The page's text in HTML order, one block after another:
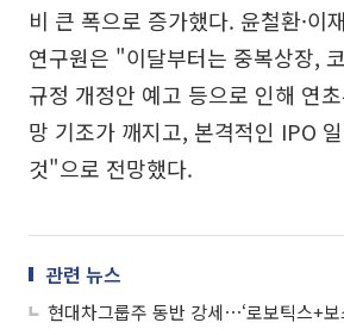
비 큰 폭으로 증가했다. 윤철환·이
연구원은 "이달부터는 중복상장,
규정 개정안 예고 등으로 인해 연
망 기조가 깨지고, 본격적인 IPO
것"으로 전망했다.
관련 뉴스